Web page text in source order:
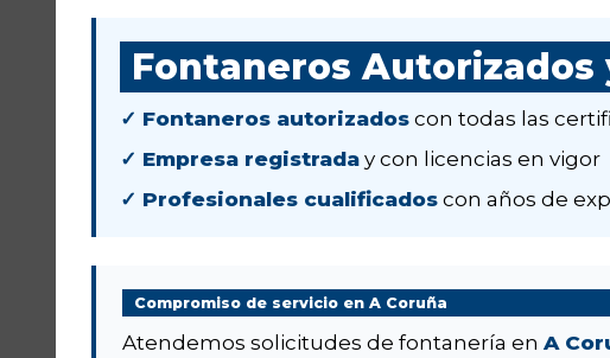
Fontaneros Autorizados
✓ Fontaneros autorizados con todas las
✓ Empresa registrada y con licencias en vigor
✓ Profesionales cualificados con años de
Compromiso de servicio en A Coruña
Atendemos solicitudes de fontanería en A